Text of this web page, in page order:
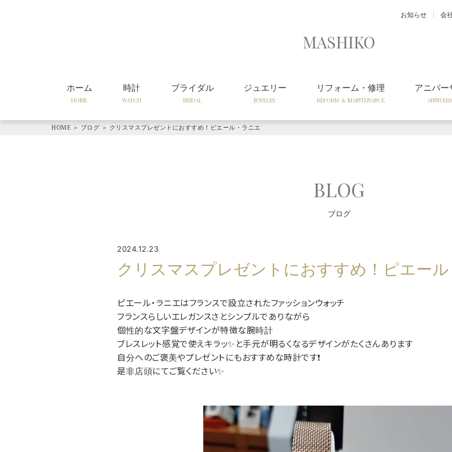
MASHIKO
ホーム
HOME
時計
WATCH
ブライダル
BRIDAL
ジュエリー
JEWELRY
リフォーム・修理
REFORM ＆ MAINTENANCE
アニバー
お知らせ 会
HOME ＞ ブログ ＞ クリスマスプレゼントにおすすめ！ピエール・ラニエ
BLOG
ブログ
2024.12.23
クリスマスプレゼントにおすすめ！ピエー
ピエール・ラニエはフランスで設立されたファッションウォッチ
フランスらしいエレガンスさとシンプルでありながら
個性的な文字盤デザインが特徴な腕時計
ブレスレット感覚で使えキラッ✨と手元が明るくなるデザインがたくさんあります
自分へのご褒美やプレゼントにもおすすめな時計です❗
是非店頭にてご覧ください✨